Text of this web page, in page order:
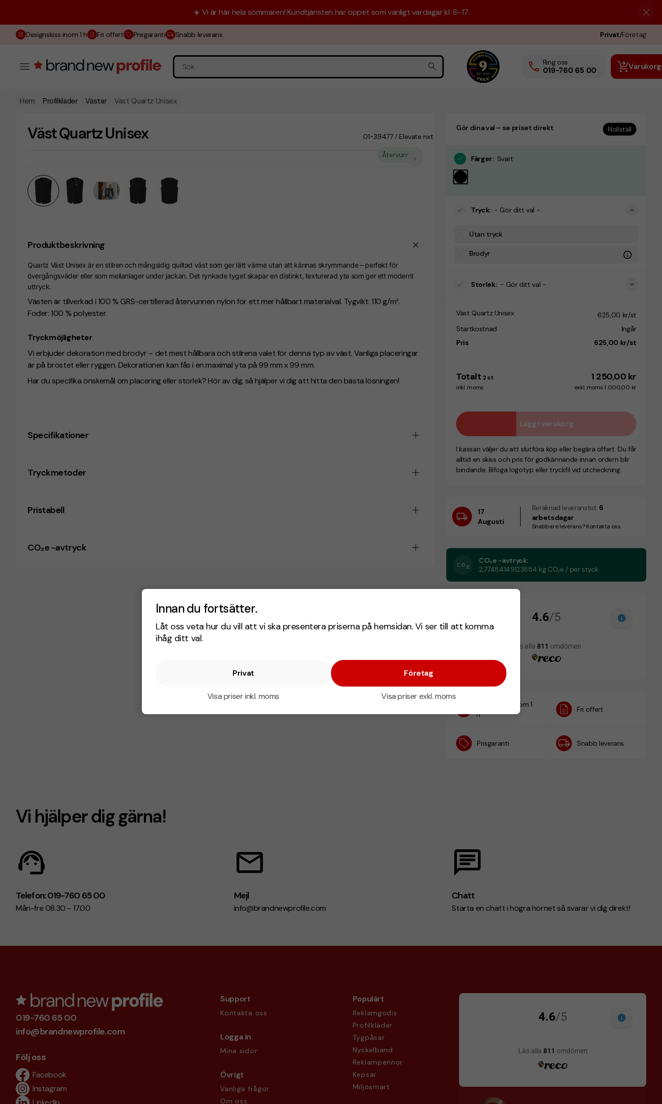
Innan du fortsätter.
Låt oss veta hur du vill att vi ska presentera priserna på hemsidan. Vi ser till att komma
ihåg ditt val.
Privat
Visa priser inkl. moms
Företag
Visa priser exkl. moms
☀️ Vi är här hela sommaren! Kundtjänsten har öppet som vanligt vardagar kl. 8–17.
Designskiss inom 1 h Fri offert Prisgaranti Snabb leverans Privat/Företag
Ring oss
019-760 65 00
Hem Profilkläder Västar Väst Quartz Unisex
Väst Quartz Unisex 01-39477 / Elevate nxt
Återvunnet
Produktbeskrivning
Quartz Väst Unisex är en stilren och mångsidig quiltad väst som ger lätt värme utan att kännas skrymmande – perfekt för
övergångsväder eller som mellanlager under jackan. Det rynkade tyget skapar en distinkt, texturerad yta som ger ett modernt
uttryck.
Västen är tillverkad i 100 % GRS-certifierad återvunnen nylon för ett mer hållbart materialval. Tygvikt: 110 g/m².
Foder: 100 % polyester.
Tryckmöjligheter
Vi erbjuder dekoration med brodyr – det mest hållbara och stilrena valet för denna typ av väst. Vanliga placeringar
är på bröstet eller ryggen. Dekorationen kan fås i en maximal yta på 99 mm x 99 mm.
Har du specifika önskemål om placering eller storlek? Hör av dig, så hjälper vi dig att hitta den bästa lösningen!
Specifikationer
Tryckmetoder
Pristabell
CO₂e -avtryck
Gör dina val – se priset direkt Nollställ
Färger: Svart
Tryck: - Gör ditt val -
Utan tryck
Brodyr
Storlek: - Gör ditt val -
Väst Quartz Unisex
625,00 kr/st
Startkostnad
Ingår
Pris
625,00 kr/st
Totalt 2 st 1 250,00 kr
inkl. moms exkl. moms 1 000,00 kr
Lägg i varukorg
I kassan väljer du att slutföra köp eller begära offert. Du får
alltid en skiss och pris för godkännande innan ordern blir
bindande. Bifoga logotyp eller tryckfil vid utcheckning.
17
Augusti
Beräknad leveranstid: 6
arbetsdagar
Snabbare leverans? Kontakta oss.
CO₂e -avtryck:
2,77484149123854 kg CO₂e / per styck
Designskiss inom 1
h
Fri offert
Prisgaranti Snabb leverans
Vi hjälper dig gärna!
Telefon: 019-760 65 00
Mån-fre 08.30 - 17.00
Mejl
info@brandnewprofile.com
Chatt
Starta en chatt i högra hörnet så svarar vi dig direkt!
019-760 65 00
info@brandnewprofile.com
Följ oss
Facebook
Instagram
Support
Kontakta oss
Logga in
Mina sidor
Övrigt
Vanliga frågor
Om oss
Populärt
Reklamgodis
Profilkläder
Tygpåsar
Nyckelband
Reklampennor
Kepsar
Miljösmart